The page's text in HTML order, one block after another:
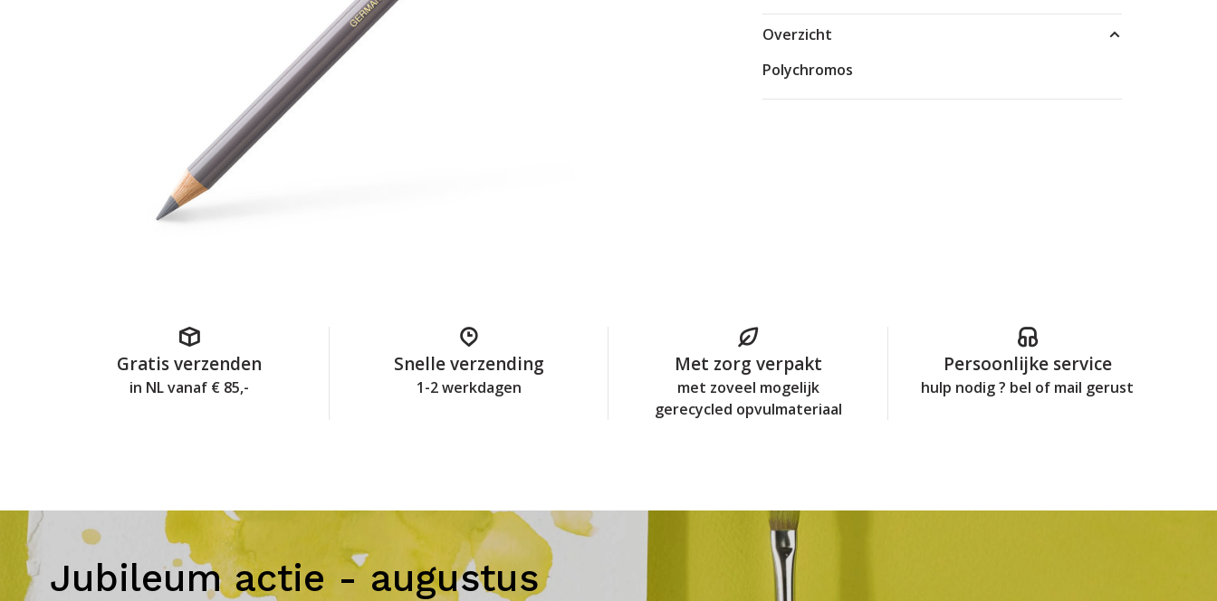
Overzicht
Polychromos
Gratis verzenden
in NL vanaf € 85,-
Snelle verzending
1-2 werkdagen
Met zorg verpakt
met zoveel mogelijk
gerecycled opvulmateriaal
Persoonlijke service
hulp nodig ? bel of mail gerust
Jubileum actie - augustus